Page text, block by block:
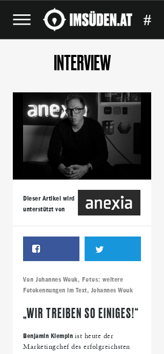
#
INTERVIEW
Dieser Artikel wird
unterstützt von
Von Johannes Wouk, Fotos: weitere
Fotokennungen im Text, Johannes Wouk
„WIR TREIBEN SO EINIGES!“
Benjamin Klempin ist heute der
Marketingchef des erfolgreichsten